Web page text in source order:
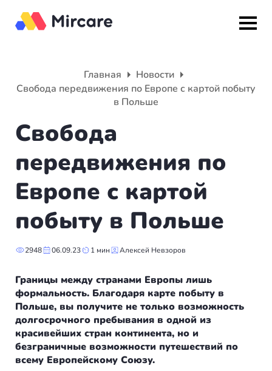
Главная
Новости
Свобода передвижения по Европе с картой побыту
в Польше
Свобода
передвижения по
Европе с картой
побыту в Польше
2948 06.09.23 1 мин Алексей Невзоров
Границы между странами Европы лишь
формальность. Благодаря карте побыту в
Польше, вы получите не только возможность
долгосрочного пребывания в одной из
красивейших стран континента, но и
безграничные возможности путешествий по
всему Европейскому Союзу.
Европа
Мальта
Испания
Турция
Румыния
Болгария
Венгрия
Германия
Америка
Европа
Италия
Великобритания
Португалия
Словения
Франция
Испания
Сербия
Венгрия
Подбор программы
Партнерская программа
Вакансии
О нас
Вебинары
Пишем в СМИ
Отзывы
+7(499)938-68-05